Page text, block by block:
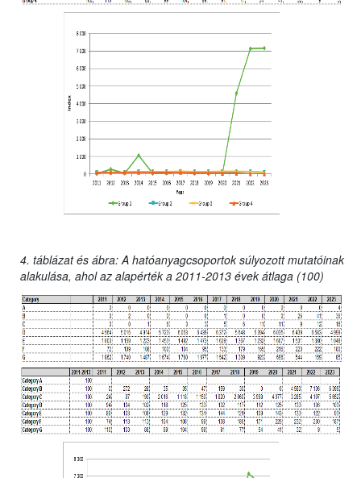
4. táblázat és ábra: A hatóanyagcsoportok súlyozott mutatóinak
alakulása, ahol az alapérték a 2011-2013 évek átlaga (100)